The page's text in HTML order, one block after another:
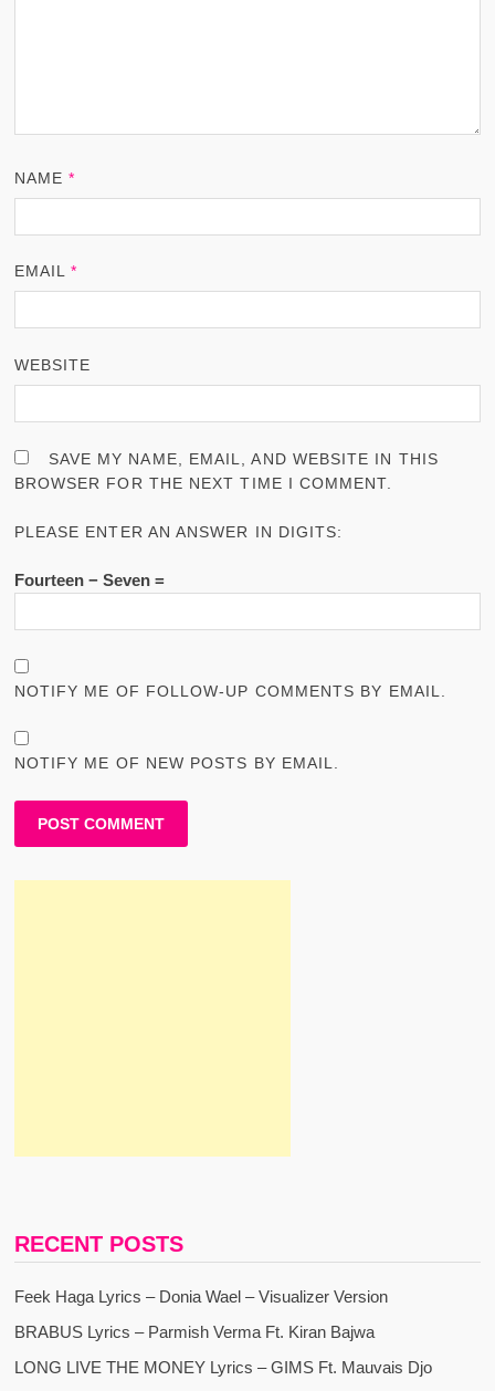
NAME*
EMAIL*
WEBSITE
SAVE MY NAME, EMAIL, AND WEBSITE IN THIS
BROWSER FOR THE NEXT TIME I COMMENT.
PLEASE ENTER AN ANSWER IN DIGITS:
Fourteen − Seven =
NOTIFY ME OF FOLLOW-UP COMMENTS BY EMAIL.
NOTIFY ME OF NEW POSTS BY EMAIL.
RECENT POSTS
Feek Haga Lyrics – Donia Wael – Visualizer Version
BRABUS Lyrics – Parmish Verma Ft. Kiran Bajwa
LONG LIVE THE MONEY Lyrics – GIMS Ft. Mauvais Djo